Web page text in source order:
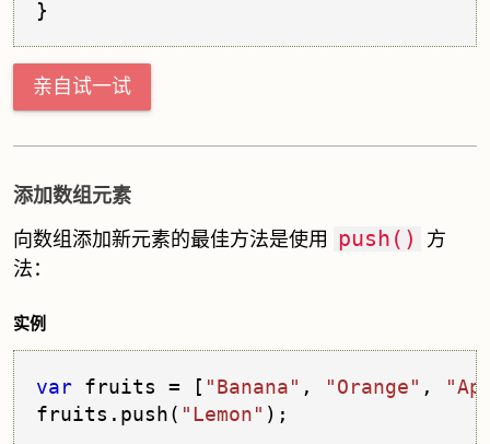
亲自试一试
添加数组元素
向数组添加新元素的最佳方法是使用 push()
方
法：
实例
var fruits = [ "Banana" , "Orange" ,
fruits. push( "Lemon" );